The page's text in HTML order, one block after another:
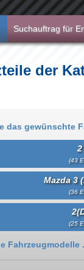
Suchauftrag für
der
das gewünschte
2
(43
Mazda 3
(36
(25
Fahrzeugmodelle